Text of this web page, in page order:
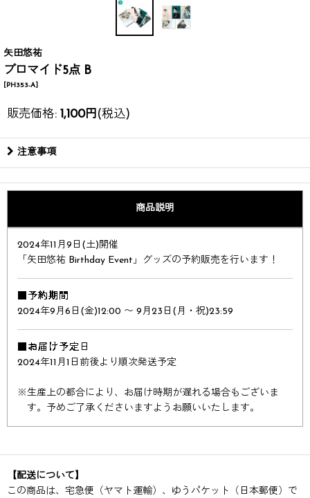
矢田悠祐
ブロマイド5点 B
[PH353-A]
販売価格: 1,100円 (税込)
注意事項
商品説明
2024年11月9日(土)開催
「矢田悠祐 Birthday Event」グッズの予約販売を行います！
■予約期間
2024年9月6日(金)12:00 〜 9月23日(月・祝)23:59
■お届け予定日
2024年11月1日前後より順次発送予定
※生産上の都合により、お届け時期が遅れる場合もございま
す。予めご了承くださいますようお願いいたします。
【配送について】
この商品は、宅急便（ヤマト運輸）、ゆうパケット（日本郵便）で